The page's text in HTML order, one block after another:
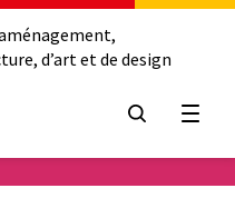
d’art et de design